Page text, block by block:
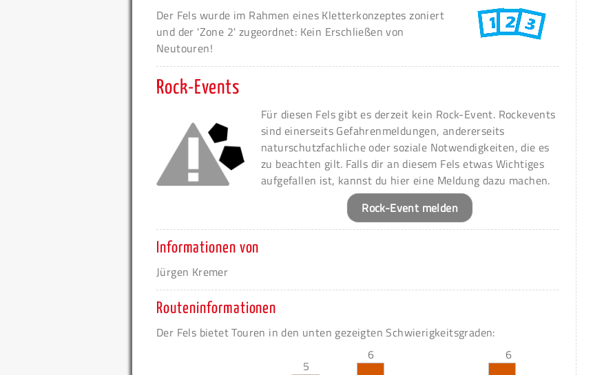
Der Fels wurde im Rahmen eines Kletterkonzeptes zoniert
und der 'Zone 2' zugeordnet: Kein Erschließen von
Neutouren!
Rock-Events
Für diesen Fels gibt es derzeit kein Rock-Event. Rockevents
sind einerseits Gefahrenmeldungen, andererseits
naturschutzfachliche oder soziale Notwendigkeiten, die es
zu beachten gilt. Falls dir an diesem Fels etwas Wichtiges
aufgefallen ist, kannst du hier eine Meldung dazu machen.
Rock-Event melden
Informationen von
Jürgen Kremer
Routeninformationen
Der Fels bietet Touren in den unten gezeigten Schwierigkeitsgraden:
5
6 6